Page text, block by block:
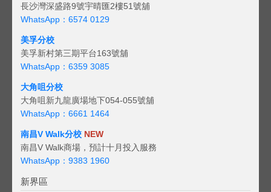
長沙灣深盛路9號宇晴匯2樓51號舖
WhatsApp：6574 0129
美孚分校
美孚新村第三期平台163號舖
WhatsApp：6359 3085
大角咀分校
大角咀新九龍廣場地下054-055號舖
WhatsApp：6661 1464
南昌V Walk分校 NEW
南昌V Walk商場，預計十月投入服務
WhatsApp：9383 1960
新界區